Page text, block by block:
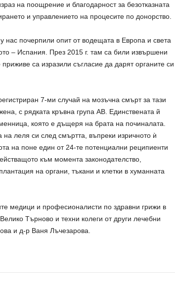
на поощрение и благодарност за безотказната
и управлението на процесите по донорство.
почерпили опит от водещата в Европа и света
– Испания. През 2015 г. там са били извършени
са изразили съгласие да дарят органите си
7-ми случай на мозъчна смърт за тази
с рядката кръвна група АВ. Единствената й
която е дъщеря на брата на починалата.
леля си след смъртта, въпреки изричното ѝ
на поне един от 24-те потенциални реципиенти
към момента законодателство,
на органи, тъкани и клетки в хуманната
медици и професионалисти по здравни грижи в
Търново и техни колеги от други лечебни
и д-р Ваня Лъчезарова.